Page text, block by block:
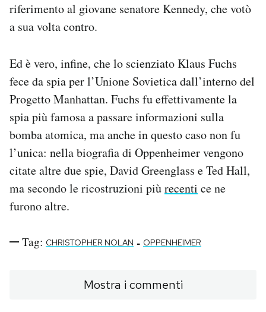
riferimento al giovane senatore Kennedy, che votò
a sua volta contro.
Ed è vero, infine, che lo scienziato Klaus Fuchs
fece da spia per l’Unione Sovietica dall’interno del
Progetto Manhattan. Fuchs fu effettivamente la
spia più famosa a passare informazioni sulla
bomba atomica, ma anche in questo caso non fu
l’unica: nella biografia di Oppenheimer vengono
citate altre due spie, David Greenglass e Ted Hall,
ma secondo le ricostruzioni piùrecenti ce ne
furono altre.
Tag: CHRISTOPHER NOLAN - OPPENHEIMER
Mostra i commenti